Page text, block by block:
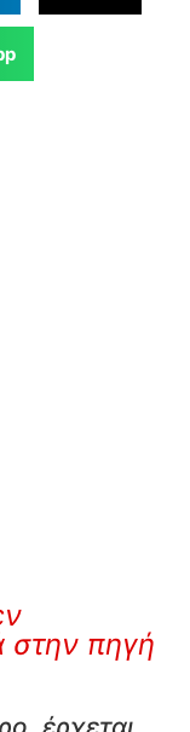
στην πηγή